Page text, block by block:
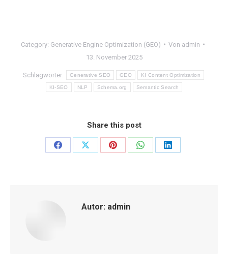
Category: Generative Engine Optimization (GEO) Von admin
13. November 2025
Schlagwörter: Generative SEO GEO KI Content Optimization
KI-SEO NLP Schema.org Semantic Search
Share this post
Share
Share
Share
Share
Share
Autor: admin